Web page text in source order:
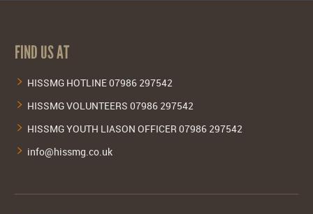
FIND US AT
HISSMG HOTLINE 07986 297542
HISSMG VOLUNTEERS 07986 297542
HISSMG YOUTH LIASON OFFICER 07986 297542
info@hissmg.co.uk